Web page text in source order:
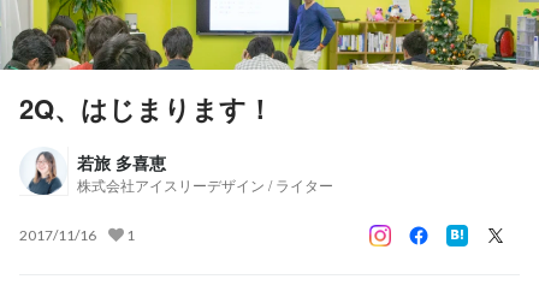
2Q、はじまります！
若旅 多喜恵
株式会社アイスリーデザイン / ライター
2017/11/16 1